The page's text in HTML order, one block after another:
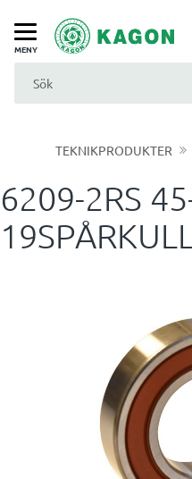
Meny
TEKNIKPRODUKTER
6209-2RS